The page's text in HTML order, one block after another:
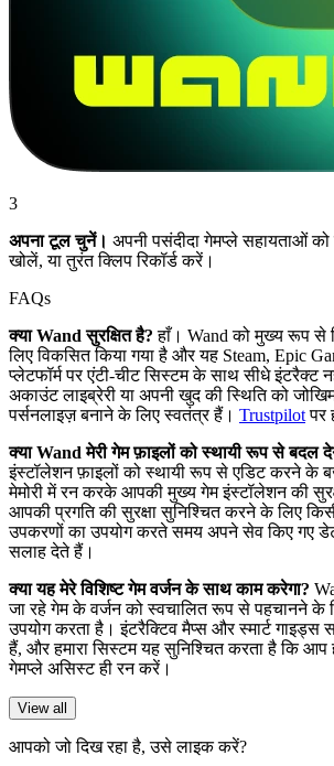
3
अपना टूल चुनें। अपनी पसंदीदा गेमप्ले सहायताओं
खोलें, या तुरंत क्लिप रिकॉर्ड करें।
FAQs
क्या Wand सुरक्षित है? हाँ। Wand को मुख्य रूप से
लिए विकसित किया गया है और यह Steam, Epic
प्लेटफॉर्म पर एंटी-चीट सिस्टम के साथ सीधे इंटरैक्ट
अकाउंट लाइब्रेरी या अपनी खुद की स्थिति को
पर्सनलाइज़ बनाने के लिए स्वतंत्र हैं। Trustpilotपर
क्या Wand मेरी गेम फ़ाइलों को स्थायी रूप से बदल
इंस्टॉलेशन फ़ाइलों को स्थायी रूप से एडिट करने के
मेमोरी में रन करके आपकी मुख्य गेम इंस्टॉलेशन की
आपकी प्रगति की सुरक्षा सुनिश्चित करने के लिए
उपकरणों का उपयोग करते समय अपने सेव किए गए
सलाह देते हैं।
क्या यह मेरे विशिष्ट गेम वर्जन के साथ काम करेगा?
जा रहे गेम के वर्जन को स्वचालित रूप से पहचानने के
उपयोग करता है। इंटरैक्टिव मैप्स और स्मार्ट गाइड्स
हैं, और हमारा सिस्टम यह सुनिश्चित करता है कि
गेमप्ले असिस्ट ही रन करें।
View all
आपको जो दिख रहा है, उसे लाइक करें?